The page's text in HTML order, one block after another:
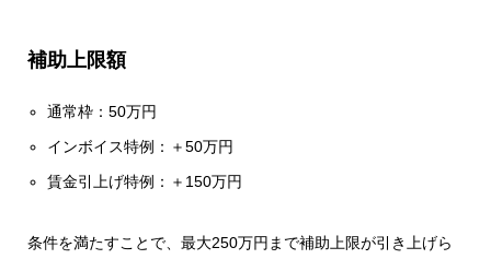
補助上限額
通常枠：50万円
インボイス特例：＋50万円
賃金引上げ特例：＋150万円
条件を満たすことで、最大250万円まで補助上限が引き上げら